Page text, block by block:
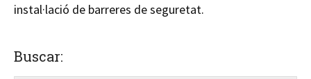
instal·lació de barreres de seguretat.
Buscar: